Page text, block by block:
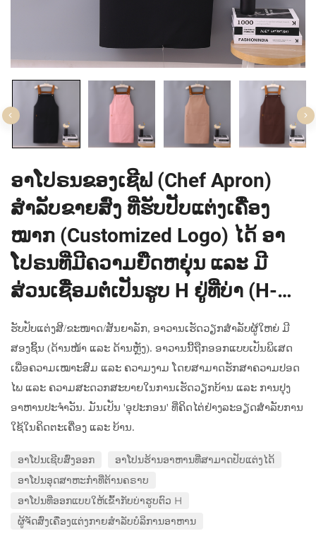
ອາໂປຣນຂອງເຊີຟ (Chef Apron)
ສຳລັບຂາຍສົ່ງ ທີ່ຮັບປັບແຕ່ງເຄື່ອງ
ໝາກ (Customized Logo) ໄດ້ ອາ
ໂປຣນທີ່ມີຄວາມຍືດຫຍຸ່ນ ແລະ ມີ
ສ່ວນເຊື່ອມຕໍ່ເປັນຮູບ H ຢູ່ທີ່ບ່າ (H-
Shoulder) ອາໂປຣນທີ່ມີຂະໜາດ
ຍາວຂຶ້ນ (Extended) ປະກອບດ້ວຍ
ຜ້າແຜ່ນ (Canvas) ສີເຂັ້ມ ເຊັ່ນ: ສີ
ເຂັ້ມຄືສີກາເຟ (Dark Coffee) ແລະ ມີ
ລະບົບປັບຂະໜາດໄດ້ (Adjustable)
ຮັບປັບແຕ່ງສີ/ຂະໜາດ/ສັນຍາລັກ, ອາວານເຮັດວຽກສຳລັບຜູ້ໃຫຍ່ ມີ
ສອງຊິ້ນ (ດ້ານໜ້າ ແລະ ດ້ານຫຼັງ). ອາວານນີ້ຖືກອອກແບບເປັນພິເສດ
ເພື່ອຄວາມເໝາະສົມ ແລະ ຄວາມງາມ ໂດຍສາມາດຮັກສາຄວາມປອດ
ໄພ ແລະ ຄວາມສະດວກສະບາຍໃນການເຮັດວຽກບ້ານ ແລະ ການປຸງ
ອາຫານປະຈຳວັນ. ມັນເປັນ 'ອຸປະກອນ' ທີ່ຄິດໄຕ່ຢ່າງລະອຽດສຳລັບການ
ໃຊ້ໃນຄິດຕະເຄື່ອງ ແລະ ບ້ານ.
ອາໂປນເຊີບສົ່ງອອກ
ອາໂປນຮ້ານອາຫານທີ່ສາມາດປັບແຕ່ງໄດ້
ອາໂປນອຸດສາຫະກຳທີ່ຕ້ານຄຣາບ
ອາໂປນທີ່ອອກແບບໃຫ້ເຂົ້າກັບບ່າຮູບຕົວ H
ຜູ້ຈັດສົ່ງເຄື່ອງແຕ່ງກາຍສຳລັບບໍລິການອາຫານ